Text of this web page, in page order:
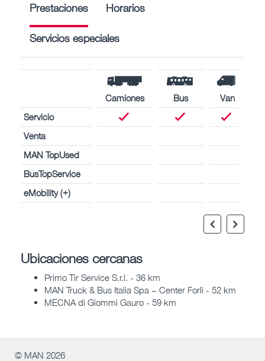
Prestaciones Horarios
Servicios especiales
Camiones Bus
Van
Servicio
Venta
MAN TopUsed
BusTopService
eMobility (+)
Ubicaciones cercanas
Primo Tir Service S.r.l. - 36 km
MAN Truck & Bus Italia Spa – Center Forlì - 52 km
MECNA di Giommi Gauro - 59 km
© MAN 2026